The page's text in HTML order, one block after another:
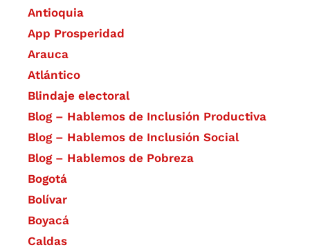
Antioquia
App Prosperidad
Arauca
Atlántico
Blindaje electoral
Blog – Hablemos de Inclusión Productiva
Blog – Hablemos de Inclusión Social
Blog – Hablemos de Pobreza
Bogotá
Bolívar
Boyacá
Caldas